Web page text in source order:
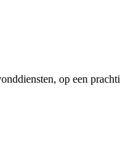
op een